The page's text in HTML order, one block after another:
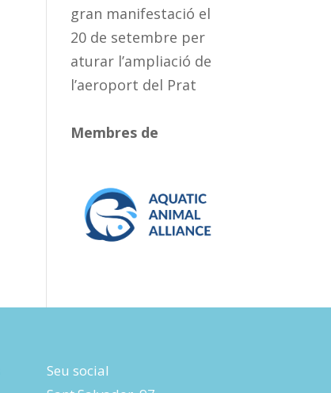
gran manifestació el
20 de setembre per
aturar l’ampliació de
l’aeroport del Prat
Membres de
Seu social